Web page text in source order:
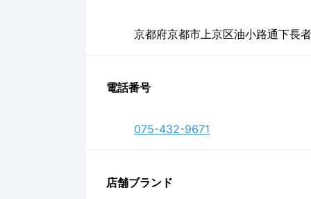
京都府京都市上京区油小路通下長
電話番号
075-432-9671
店舗ブランド